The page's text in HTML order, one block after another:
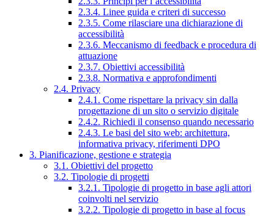
2.3.4. Linee guida e criteri di successo
2.3.5. Come rilasciare una dichiarazione di
accessibilità
2.3.6. Meccanismo di feedback e procedura di
attuazione
2.3.7. Obiettivi accessibilità
2.3.8. Normativa e approfondimenti
2.4. Privacy
2.4.1. Come rispettare la privacy sin dalla
progettazione di un sito o servizio digitale
2.4.2. Richiedi il consenso quando necessario
2.4.3. Le basi del sito web: architettura,
informativa privacy, riferimenti DPO
3. Pianificazione, gestione e strategia
3.1. Obiettivi del progetto
3.2. Tipologie di progetti
3.2.1. Tipologie di progetto in base agli attori
coinvolti nel servizio
3.2.2. Tipologie di progetto in base al focus